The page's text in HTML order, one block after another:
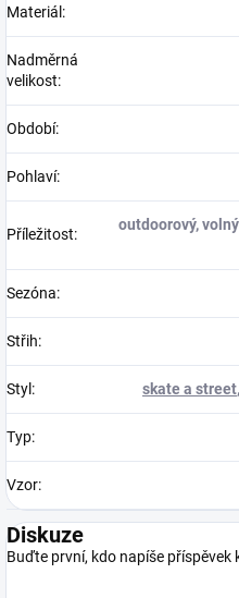
Materiál :
Nadměrná
velikost:
Období:
Pohlaví:
Příležitost:
outdoorový,
Sezóna:
Střih:
Styl : skate a street,
Typ:
Vzor:
Diskuze
Buďte první, kdo napíše příspěvek